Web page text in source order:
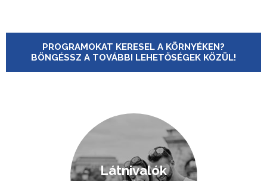
PROGRAMOKAT KERESEL A KÖRNYÉKEN?
BÖNGÉSSZ A TOVÁBBI LEHETŐSÉGEK KÖZÜL!
Látnivalók